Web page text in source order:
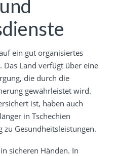
ein gut organisiertes
Das Land verfügt über eine
die durch die
gewährleistet wird.
ist, haben auch
in Tschechien
Gesundheitsleistungen.
sicheren Händen. In